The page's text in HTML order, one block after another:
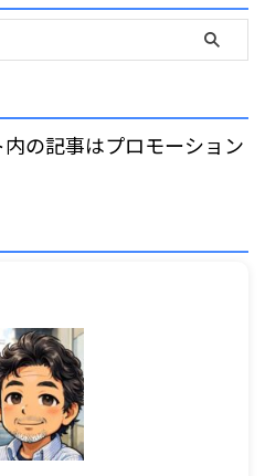
の記事はプロモーション